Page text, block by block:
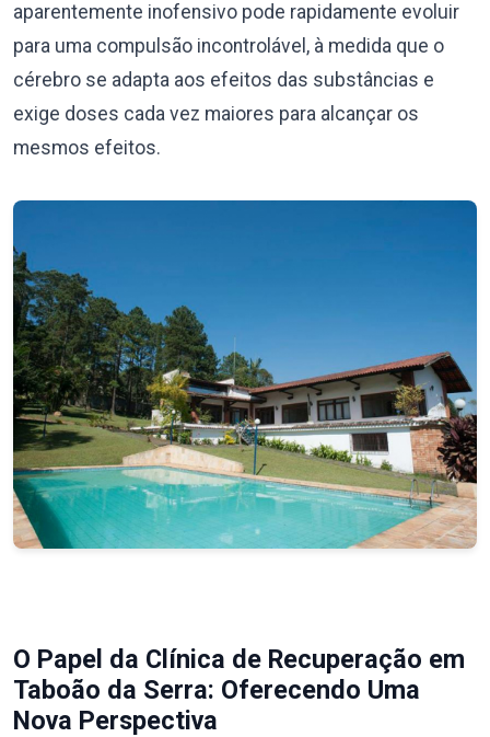
aparentemente inofensivo pode rapidamente evoluir
para uma compulsão incontrolável, à medida que o
cérebro se adapta aos efeitos das substâncias e
exige doses cada vez maiores para alcançar os
mesmos efeitos.
O Papel da Clínica de Recuperação em
Taboão da Serra: Oferecendo Uma
Nova Perspectiva